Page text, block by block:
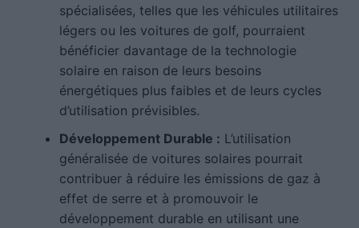
spécialisées, telles que les véhicules utilitaires
légers ou les voitures de golf, pourraient
bénéficier davantage de la technologie
solaire en raison de leurs besoins
énergétiques plus faibles et de leurs cycles
d’utilisation prévisibles.
Développement Durable : L’utilisation
généralisée de voitures solaires pourrait
contribuer à réduire les émissions de gaz à
effet de serre et à promouvoir le
développement durable en utilisant une